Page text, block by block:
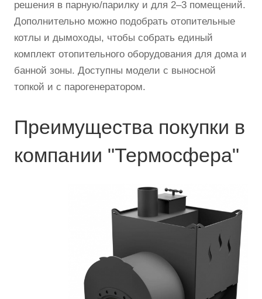
решения в парную/парилку и для 2–3 помещений.
Дополнительно можно подобрать отопительные
котлы и дымоходы, чтобы собрать единый
комплект отопительного оборудования для дома и
банной зоны. Доступны модели с выносной
топкой и с парогенератором.
Преимущества покупки в
компании "Термосфера"